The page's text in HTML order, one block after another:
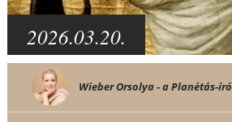
2026.03.20.
Wieber Orsolya - a Planétás-író